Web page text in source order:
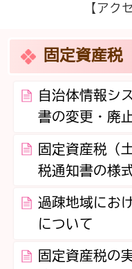
【アク
固定資産税
自治体情報シ
書の変更・廃
固定資産税（
税通知書の様
過疎地域にお
について
固定資産税の